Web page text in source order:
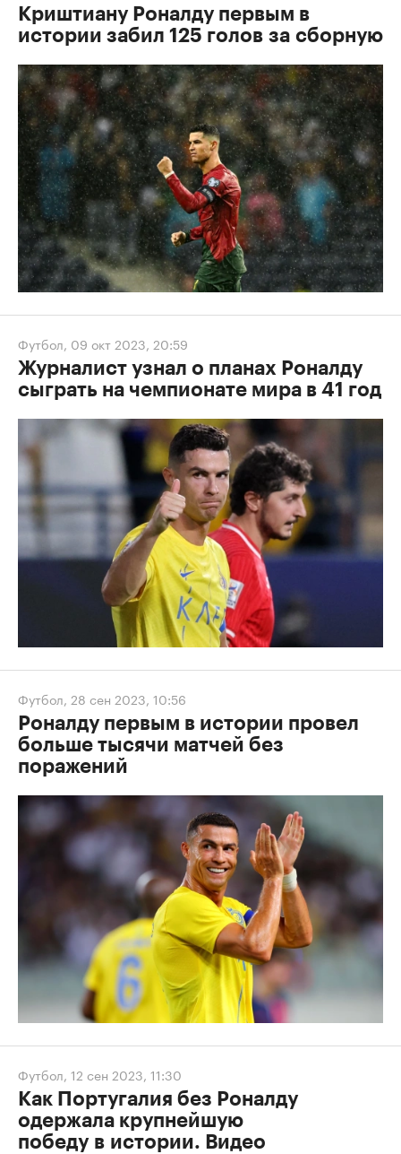
Криштиану Роналду первым в
истории забил 125 голов за сборную
Футбол, 09 окт 2023, 20:59
Журналист узнал о планах Роналду
сыграть на чемпионате мира в 41 год
Футбол, 28 сен 2023, 10:56
Роналду первым в истории провел
больше тысячи матчей без
поражений
Футбол, 12 сен 2023, 11:30
Как Португалия без Роналду
одержала крупнейшую
победу в истории. Видео